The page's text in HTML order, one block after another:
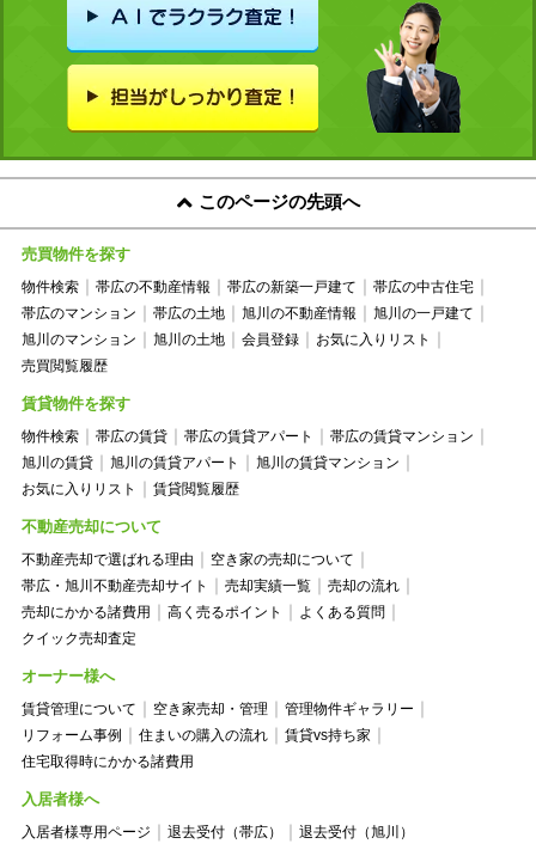
このページの先頭へ
売買物件を探す
物件検索 帯広の不動産情報 帯広の新築一戸建て
帯広の中古住宅
帯広のマンション
帯広の土地 旭川の不動産情報
旭川の一戸建て
旭川のマンション
旭川の土地 会員登録
お気に入りリスト
売買閲覧履歴
賃貸物件を探す
物件検索 帯広の賃貸 帯広の賃貸アパート
帯広の賃貸マンション
旭川の賃貸
旭川の賃貸アパート
旭川の賃貸マンション
お気に入りリスト
賃貸閲覧履歴
不動産売却について
不動産売却で選ばれる理由
空き家の売却について
帯広・旭川不動産売却サイト
売却実績一覧
売却の流れ
売却にかかる諸費用
高く売るポイント
よくある質問
クイック売却査定
オーナー様へ
賃貸管理について 空き家売却・管理
管理物件ギャラリー
リフォーム事例
住まいの購入の流れ
賃貸vs持ち家
住宅取得時にかかる諸費用
入居者様へ
入居者様専用ページ 退去受付（帯広） 退去受付（旭川）